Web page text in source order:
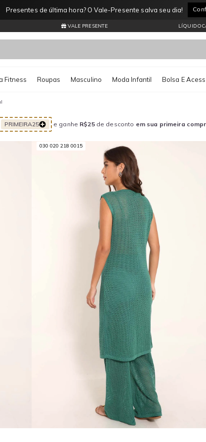
Entrega Expressa por apenas R$11,99* Consulte regiões
VALE PRESENTE
Bolsa E
Masculino Moda Infantil
Roupas
Fitness
PRIMEIRA25 e ganhe R$25de desconto em sua primeira
030 020 218 0015